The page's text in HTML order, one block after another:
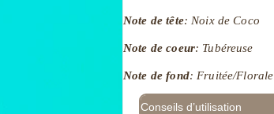
Note de tête: Noix de Coco
Note de coeur: Tubéreuse
Note de fond: Fruitée/Florale
Conseils d’utilisation